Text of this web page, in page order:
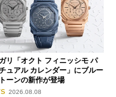
リ「オクト フィニッシモ パ
ュアル カレンダー」にブルー
ーンの新作が登場
2026.08.08